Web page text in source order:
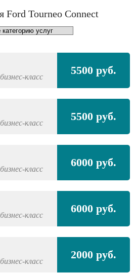
Ford Tourneo Connect
бизнес-класс 5500 руб.
бизнес-класс 5500 руб.
бизнес-класс 6000 руб.
бизнес-класс 6000 руб.
бизнес-класс 2000 руб.